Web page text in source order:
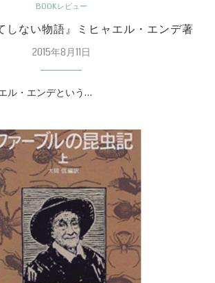
BOOKレビュー
しない物語』ミヒャエル・エンデ著
2015年8月11日
・エンデという…